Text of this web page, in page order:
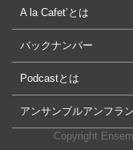
A la Cafet’とは
バックナンバー
Podcastとは
アンサンブルアンフラ
Copyright